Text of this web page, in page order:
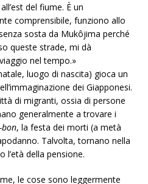
del fiume. È un
comprensibile, funziono allo
sosta da Mukôjima perché
queste strade, mi dà
nel tempo.»
luogo di nascita) gioca un
dei Giapponesi.
di migranti, ossia di persone
generalmente a trovare i
bon, la festa dei morti (a metà
Talvolta, tornano nella
della pensione.
le cose sono leggermente